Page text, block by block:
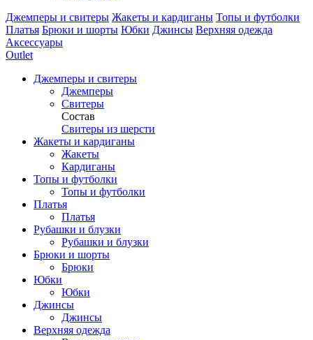
Джемперы и свитеры Жакеты и кардиганы Топы и футболки
Платья Брюки и шорты Юбки Джинсы Верхняя одежда
Аксессуары
Outlet
Джемперы и свитеры
Джемперы
Свитеры
Состав
Свитеры из шерсти
Жакеты и кардиганы
Жакеты
Кардиганы
Топы и футболки
Топы и футболки
Платья
Платья
Рубашки и блузки
Рубашки и блузки
Брюки и шорты
Брюки
Юбки
Юбки
Джинсы
Джинсы
Верхняя одежда